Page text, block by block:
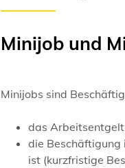
Minijob und
Minijobs sind
das
die Beschäftigung
ist (kurzfristige